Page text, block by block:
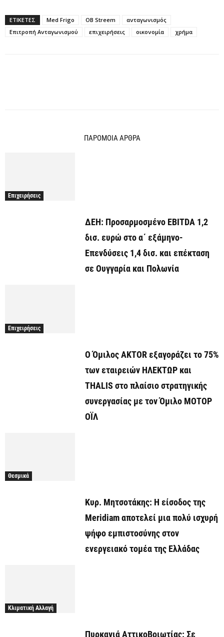
ΕΤΙΚΕΤΕΣ Med Frigo OB Streem
ανταγωνισμός
Επιτροπή Ανταγωνισμού
επιχειρήσεις οικονομία χρήμα
ΠΑΡΟΜΟΙΑ ΑΡΘΡΑ
Επιχειρήσεις
ΔΕΗ: Προσαρμοσμένο EBITDA 1,2
δισ. ευρώ στο α΄ εξάμηνο-
Επενδύσεις 1,4 δισ. και επέκταση
σε Ουγγαρία και Πολωνία
Επιχειρήσεις
Ο Όμιλος AKTOR εξαγοράζει το 75%
των εταιρειών ΗΛΕΚΤΩΡ και
THALIS στο πλαίσιο στρατηγικής
συνεργασίας με τον Όμιλο ΜΟΤΟΡ
ΟΪΛ
Θεσμικά
Κυρ. Μητσοτάκης: Η είσοδος της
Meridiam αποτελεί μια πολύ ισχυρή
ψήφο εμπιστοσύνης στον
ενεργειακό τομέα της Ελλάδας
Κλιματική Αλλαγή
Πυρκαγιά ΑττικοΒοιωτίας: Σε